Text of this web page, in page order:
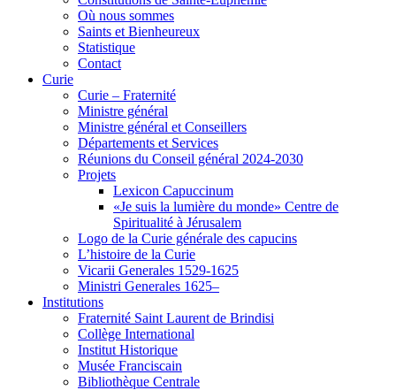
Où nous sommes
Saints et Bienheureux
Statistique
Contact
Curie
Curie – Fraternité
Ministre général
Ministre général et Conseillers
Départements et Services
Réunions du Conseil général 2024-2030
Projets
Lexicon Capuccinum
«Je suis la lumière du monde» Centre de
Spiritualité à Jérusalem
Logo de la Curie générale des capucins
L’histoire de la Curie
Vicarii Generales 1529-1625
Ministri Generales 1625–
Institutions
Fraternité Saint Laurent de Brindisi
Collège International
Institut Historique
Musée Franciscain
Bibliothèque Centrale